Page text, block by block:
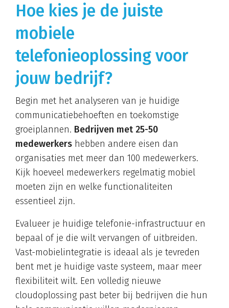
Hoe kies je de juiste
mobiele
telefonieoplossing voor
jouw bedrijf?
Begin met het analyseren van je huidige
communicatiebehoeften en toekomstige
groeiplannen. Bedrijven met 25-50
medewerkers hebben andere eisen dan
organisaties met meer dan 100 medewerkers.
Kijk hoeveel medewerkers regelmatig mobiel
moeten zijn en welke functionaliteiten
essentieel zijn.
Evalueer je huidige telefonie-infrastructuur en
bepaal of je die wilt vervangen of uitbreiden.
Vast-mobielintegratie is ideaal als je tevreden
bent met je huidige vaste systeem, maar meer
flexibiliteit wilt. Een volledig nieuwe
cloudoplossing past beter bij bedrijven die hun